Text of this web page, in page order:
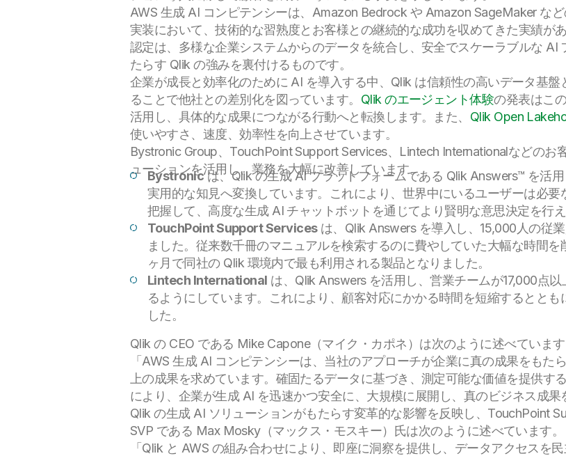
AWS 生成 AI コンピテンシーは、Amazon Bedrock や Amazon SageMaker な
実装において、技術的な習熟度とお客様との継続的な成功を収めてきた実績が
認定は、多様な企業システムからのデータを統合し、安全でスケーラブルな AI
たらす Qlik の強みを裏付けるものです。
企業が成長と効率化のために AI を導入する中、Qlik は信頼性の高いデータ基
ることで他社との差別化を図っています。 Qlik のエージェント体験の発表はこ
活用し、具体的な成果につながる行動へと転換します。また、 Qlik Open
使いやすさ、速度、効率性を向上させています。
Bystronic Group、TouchPoint Support Services、Lintech Internationalなどのお
ューションを活用し、業務を大幅に改善しています。
Bystronicは、Qlik の生成 AI プラットフォームである Qlik Answers™ を活
実用的な知見へ変換しています。これにより、世界中にいるユーザーは必
把握して、高度な生成 AI チャットボットを通じてより賢明な意思決定を行
TouchPoint Support Servicesは、Qlik Answers を導入し、15,000人の従
ました。従来数千冊のマニュアルを検索するのに費やしていた大幅な時間
ヶ月で同社の Qlik 環境内で最も利用される製品となりました。
Lintech International は、Qlik Answers を活用し、営業チームが17,000点
るようにしています。これにより、顧客対応にかかる時間を短縮するとと
した。
Qlik の CEO である Mike Capone（マイク・カポネ）は次のように述べています
「AWS 生成 AI コンピテンシーは、当社のアプローチが企業に真の成果をもた
上の成果を求めています。確固たるデータに基づき、測定可能な価値を提供す
により、企業が生成 AI を迅速かつ安全に、大規模に展開し、真のビジネス成果
Qlik の生成 AI ソリューションがもたらす変革的な影響を反映し、TouchPoint
SVP である Max Mosky（マックス・モスキー）氏は次のように述べています。
「Qlik と AWS の組み合わせにより、即座に洞察を提供し、データアクセスを